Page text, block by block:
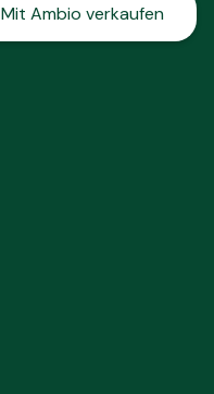
Mit Ambio verkaufen